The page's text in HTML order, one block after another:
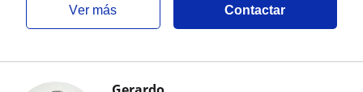
ver más Contactar